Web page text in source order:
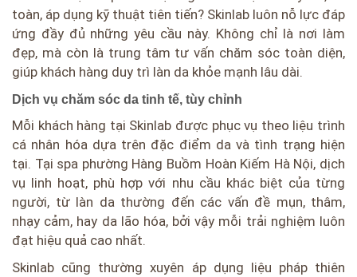
toàn, áp dụng kỹ thuật tiên tiến? Skinlab luôn nỗ lực đáp
ứng đầy đủ những yêu cầu này. Không chỉ là nơi làm
đẹp, mà còn là trung tâm tư vấn chăm sóc toàn diện,
giúp khách hàng duy trì làn da khỏe mạnh lâu dài.
Dịch vụ chăm sóc da tinh tế, tùy chỉnh
Mỗi khách hàng tại Skinlab được phục vụ theo liệu trình
cá nhân hóa dựa trên đặc điểm da và tình trạng hiện
tại. Tại spa phường Hàng Buồm Hoàn Kiếm Hà Nội, dịch
vụ linh hoạt, phù hợp với nhu cầu khác biệt của từng
người, từ làn da thường đến các vấn đề mụn, thâm,
nhạy cảm, hay da lão hóa, bởi vậy mỗi trải nghiệm luôn
đạt hiệu quả cao nhất.
Skinlab cũng thường xuyên áp dụng liệu pháp thiên